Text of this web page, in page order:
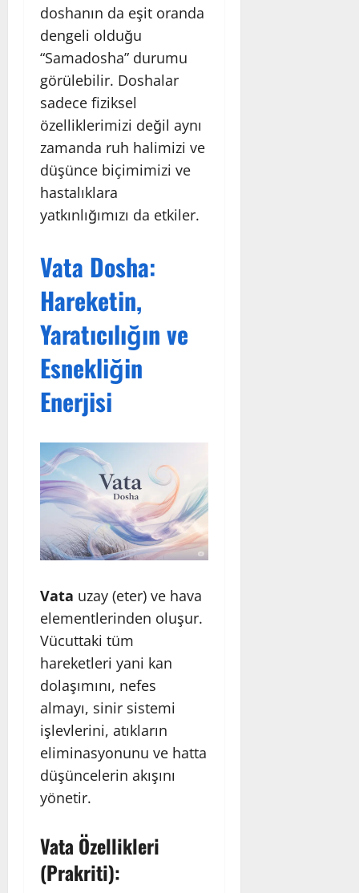
doshanın da eşit oranda
dengeli olduğu
“Samadosha” durumu
görülebilir. Doshalar
sadece fiziksel
özelliklerimizi değil aynı
zamanda ruh halimizi ve
düşünce biçimimizi ve
hastalıklara
yatkınlığımızı da etkiler.
Vata Dosha:
Hareketin,
Yaratıcılığın ve
Esnekliğin
Enerjisi
Vata uzay (eter) ve hava
elementlerinden oluşur.
Vücuttaki tüm
hareketleri yani kan
dolaşımını, nefes
almayı, sinir sistemi
işlevlerini, atıkların
eliminasyonunu ve hatta
düşüncelerin akışını
yönetir.
Vata Özellikleri
(Prakriti):